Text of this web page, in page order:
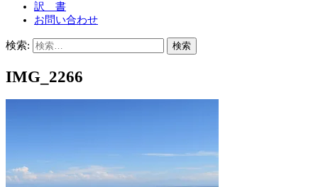
訳 書
お問い合わせ
検索:
IMG_2266